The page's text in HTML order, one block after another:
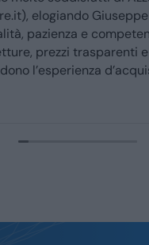
con la vs
ha coccolato dal
della consegna .